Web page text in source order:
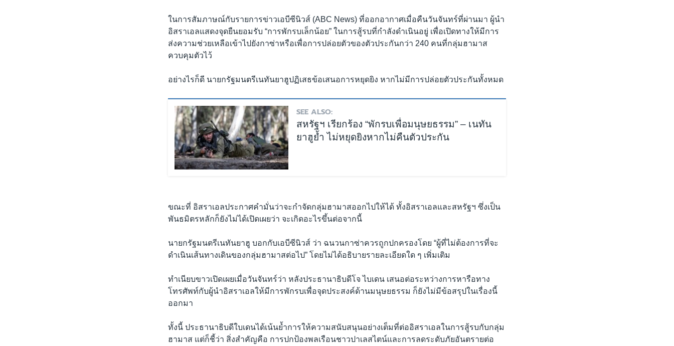
ในการสัมภาษณ์กับรายการข่าวเอบีซีนิวส์ (ABC News) ที่ออกอากาศเมื่อคืนวันจันทร์ที่ผ่านมา ผู้นำ
อิสราเอลแสดงจุดยืนยอมรับ “การพักรบเล็กน้อย” ในการสู้รบที่กำลังดำเนินอยู่ เพื่อเปิดทางให้มีการ
ส่งความช่วยเหลือเข้าไปยังกาซ่าหรือเพื่อการปล่อยตัวของตัวประกันกว่า 240 คนที่กลุ่มฮามาส
ควบคุมตัวไว้
อย่างไรก็ดี นายกรัฐมนตรีเนทันยาฮูปฏิเสธข้อเสนอการหยุดยิง หากไม่มีการปล่อยตัวประกันทั้งหมด
SEE ALSO:
สหรัฐฯ เรียกร้อง “พักรบเพื่อมนุษยธรรม” – เนทัน
ยาฮูย้ำ ไม่หยุดยิงหากไม่คืนตัวประกัน
ขณะที่ อิสราเอลประกาศคำมั่นว่าจะกำจัดกลุ่มฮามาสออกไปให้ได้ ทั้งอิสราเอลและสหรัฐฯ ซึ่งเป็น
พันธมิตรหลักก็ยังไม่ได้เปิดเผยว่า จะเกิดอะไรขึ้นต่อจากนี้
นายกรัฐมนตรีเนทันยาฮู บอกกับเอบีซีนิวส์ ว่า ฉนวนกาซ่าควรถูกปกครองโดย “ผู้ที่ไม่ต้องการที่จะ
ดำเนินเส้นทางเดินของกลุ่มฮามาสต่อไป” โดยไม่ได้อธิบายรายละเอียดใด ๆ เพิ่มเติม
ทำเนียบขาวเปิดเผยเมื่อวันจันทร์ว่า หลังประธานาธิบดีโจ ไบเดน เสนอต่อระหว่างการหารือทาง
โทรศัพท์กับผู้นำอิสราเอลให้มีการพักรบเพื่อจุดประสงค์ด้านมนุษยธรรม ก็ยังไม่มีข้อสรุปในเรื่องนี้
ออกมา
ทั้งนี้ ประธานาธิบดีใบเดนได้เน้นย้ำการให้ความสนับสนุนอย่างเต็มที่ต่ออิสราเอลในการสู้รบกับกลุ่ม
ฮามาส แต่ก็ชี้ว่า สิ่งสำคัญคือ การปกป้องพลเรือนชาวปาเลสไตน์และการลดระดับภัยอันตรายต่อ